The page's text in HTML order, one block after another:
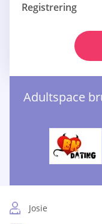
Registrering
Adultspace
Josie